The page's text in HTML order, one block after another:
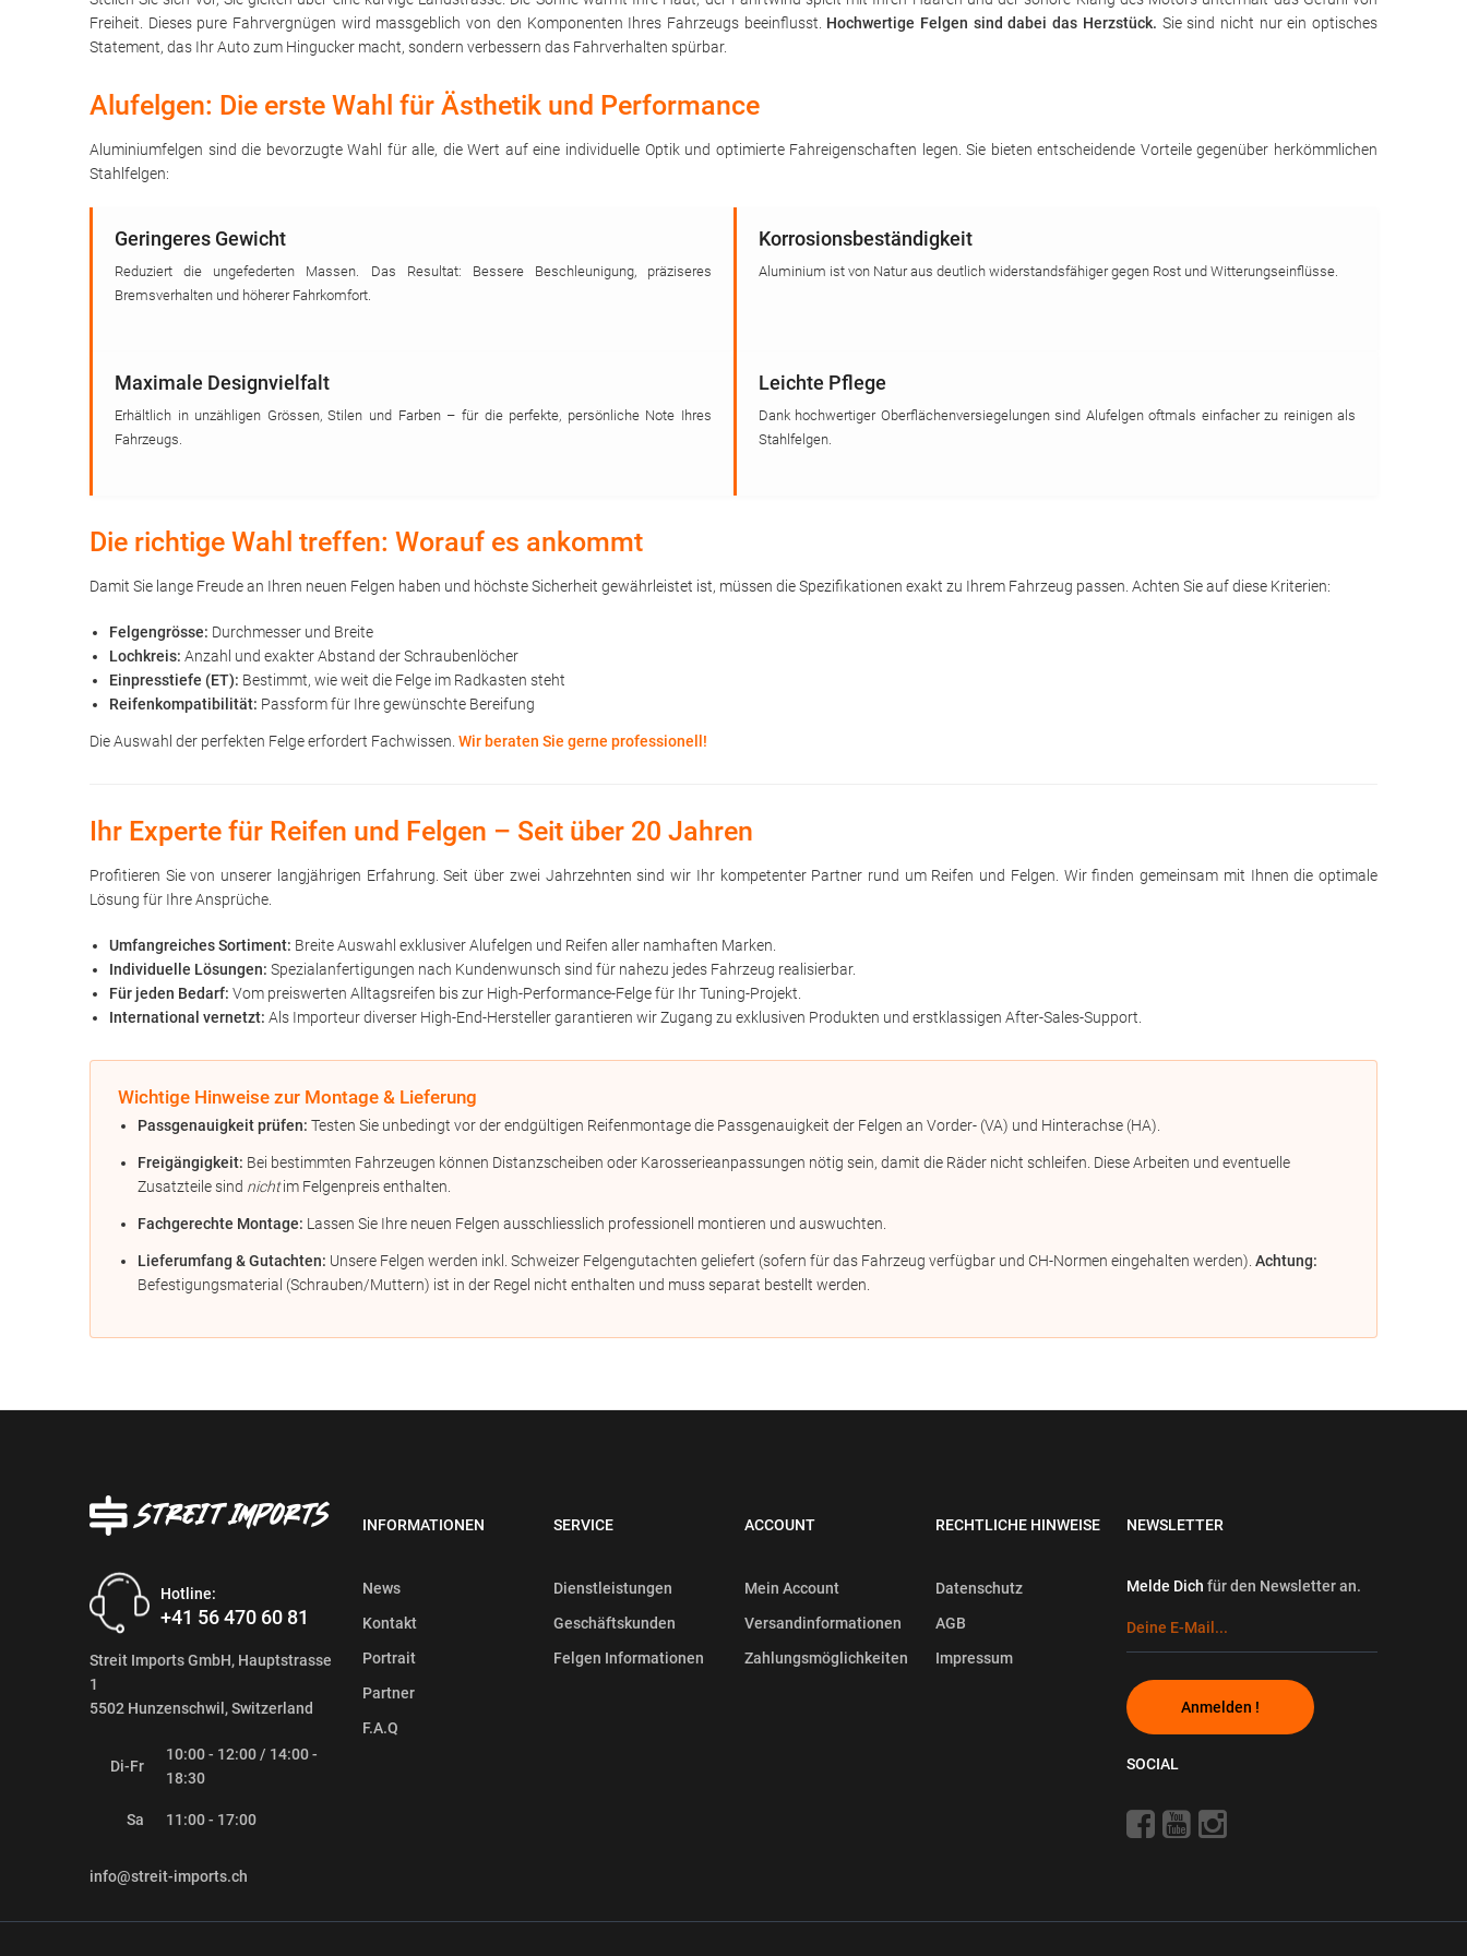
Freiheit. Dieses pure Fahrvergnügen wird massgeblich von den Komponenten Ihres Fahrzeugs beeinflusst. Hochwertige Felgen sind dabei das Herzstück. Sie sind nicht nur ein optisches
Statement, das Ihr Auto zum Hingucker macht, sondern verbessern das Fahrverhalten spürbar.
Alufelgen: Die erste Wahl für Ästhetik und Performance
Aluminiumfelgen sind die bevorzugte Wahl für alle, die Wert auf eine individuelle Optik und optimierte Fahreigenschaften legen. Sie bieten entscheidende Vorteile gegenüber herkömmlichen
Stahlfelgen:
Geringeres Gewicht
Reduziert die ungefederten Massen. Das Resultat: Bessere Beschleunigung, präziseres
Bremsverhalten und höherer Fahrkomfort.
Korrosionsbeständigkeit
Aluminium ist von Natur aus deutlich widerstandsfähiger gegen Rost und Witterungseinflüsse.
Maximale Designvielfalt
Erhältlich in unzähligen Grössen, Stilen und Farben – für die perfekte, persönliche Note Ihres
Fahrzeugs.
Leichte Pflege
Dank hochwertiger Oberflächenversiegelungen sind Alufelgen oftmals einfacher zu reinigen als
Stahlfelgen.
Die richtige Wahl treffen: Worauf es ankommt
Damit Sie lange Freude an Ihren neuen Felgen haben und höchste Sicherheit gewährleistet ist, müssen die Spezifikationen exakt zu Ihrem Fahrzeug passen. Achten Sie auf diese Kriterien:
Felgengrösse: Durchmesser und Breite
Lochkreis: Anzahl und exakter Abstand der Schraubenlöcher
Einpresstiefe (ET): Bestimmt, wie weit die Felge im Radkasten steht
Reifenkompatibilität: Passform für Ihre gewünschte Bereifung
Die Auswahl der perfekten Felge erfordert Fachwissen. Wir beraten Sie gerne professionell!
Ihr Experte für Reifen und Felgen – Seit über 20 Jahren
Profitieren Sie von unserer langjährigen Erfahrung. Seit über zwei Jahrzehnten sind wir Ihr kompetenter Partner rund um Reifen und Felgen. Wir finden gemeinsam mit Ihnen die optimale
Lösung für Ihre Ansprüche.
Umfangreiches Sortiment: Breite Auswahl exklusiver Alufelgen und Reifen aller namhaften Marken.
Individuelle Lösungen: Spezialanfertigungen nach Kundenwunsch sind für nahezu jedes Fahrzeug realisierbar.
Für jeden Bedarf: Vom preiswerten Alltagsreifen bis zur High-Performance-Felge für Ihr Tuning-Projekt.
International vernetzt: Als Importeur diverser High-End-Hersteller garantieren wir Zugang zu exklusiven Produkten und erstklassigen After-Sales-Support.
Wichtige Hinweise zur Montage & Lieferung
Passgenauigkeit prüfen: Testen Sie unbedingt vor der endgültigen Reifenmontage die Passgenauigkeit der Felgen an Vorder- (VA) und Hinterachse (HA).
Freigängigkeit: Bei bestimmten Fahrzeugen können Distanzscheiben oder Karosserieanpassungen nötig sein, damit die Räder nicht schleifen. Diese Arbeiten und eventuelle
Zusatzteile sind nichtim Felgenpreis enthalten.
Fachgerechte Montage: Lassen Sie Ihre neuen Felgen ausschliesslich professionell montieren und auswuchten.
Lieferumfang & Gutachten: Unsere Felgen werden inkl. Schweizer Felgengutachten geliefert (sofern für das Fahrzeug verfügbar und CH-Normen eingehalten werden). Achtung:
Befestigungsmaterial (Schrauben/Muttern) ist in der Regel nicht enthalten und muss separat bestellt werden.
Hotline:
+41 56 470 60 81
Streit Imports GmbH, Hauptstrasse
1
5502 Hunzenschwil, Switzerland
Di-Fr
10:00 - 12:00 / 14:00 -
18:30
Sa 11:00 - 17:00
info@streit-imports.ch
INFORMATIONEN
News
Kontakt
Portrait
Partner
F.A.Q
SERVICE
Dienstleistungen
Geschäftskunden
Felgen Informationen
ACCOUNT
Mein Account
Versandinformationen
Zahlungsmöglichkeiten
RECHTLICHE HINWEISE
Datenschutz
AGB
Impressum
NEWSLETTER
Melde Dich für den Newsletter an.
Anmelden !
SOCIAL